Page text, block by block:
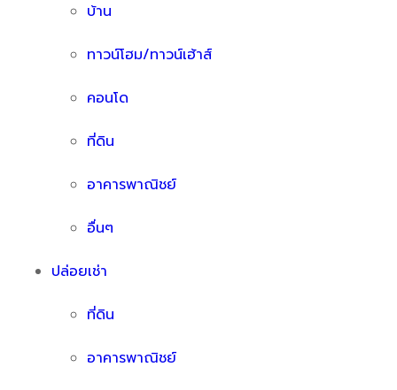
บ้าน
ทาวน์โฮม/ทาวน์เฮ้าส์
คอนโด
ที่ดิน
อาคารพาณิชย์
อื่นๆ
ปล่อยเช่า
ที่ดิน
อาคารพาณิชย์